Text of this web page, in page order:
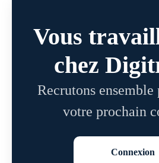
Vous
chez
Recrutons
votre prochain
Connexion